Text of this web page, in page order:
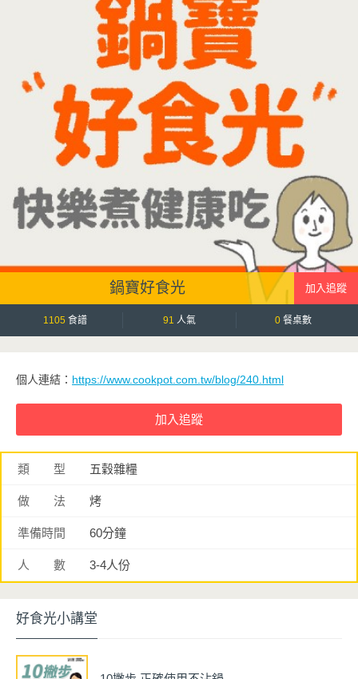
都會愛的家常料理。
鍋寶好食光
1105 食譜 91 人氣 0 餐桌數
個人連結： https://www.cookpot.com.tw/blog/240.html
類 型 五穀雜糧
做 法 烤
準備時間 60分鐘
人 數 3-4人份
好食光小講堂